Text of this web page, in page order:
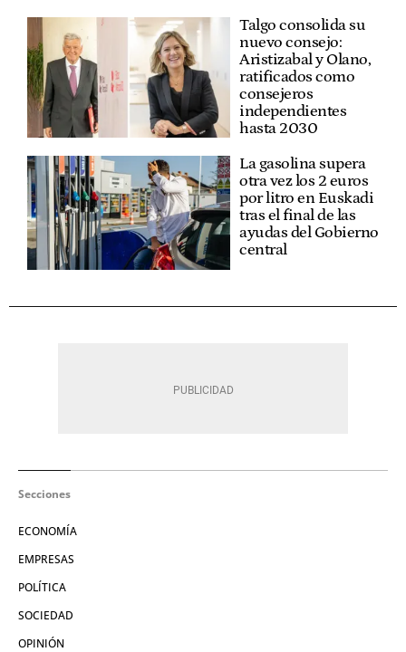
Talgo consolida su
nuevo consejo:
Aristizabal y Olano,
ratificados como
consejeros
independientes
hasta 2030
La gasolina supera
otra vez los 2 euros
por litro en Euskadi
tras el final de las
ayudas del Gobierno
central
Secciones
ECONOMÍA
EMPRESAS
POLÍTICA
SOCIEDAD
OPINIÓN